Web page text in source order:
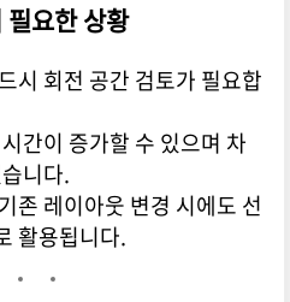
요한 상황
시 회전 공간 검토가 필요합
간이 증가할 수 있으며 차
니다.
존 레이아웃 변경 시에도 선
활용됩니다.